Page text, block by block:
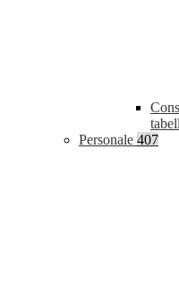
Personale 407